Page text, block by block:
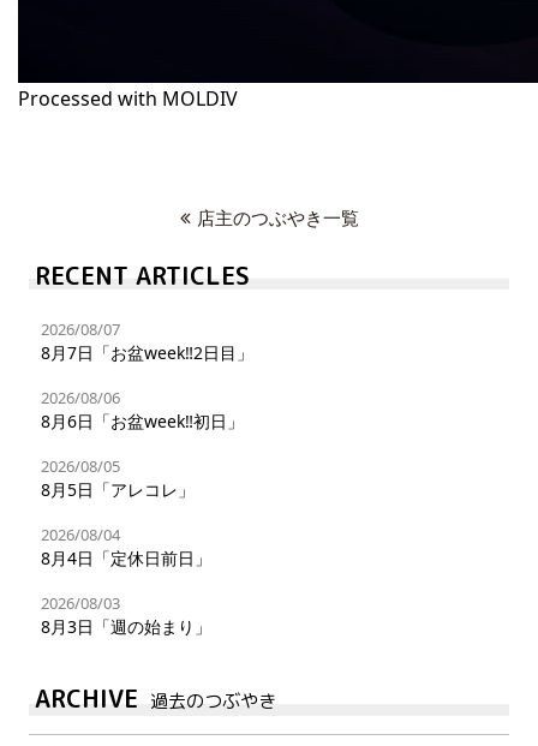
Processed with MOLDIV
店主のつぶやき一覧
RECENT ARTICLES
2026/08/07
8月7日「お盆week‼︎2日目」
2026/08/06
8月6日「お盆week‼︎初日」
2026/08/05
8月5日「アレコレ」
2026/08/04
8月4日「定休日前日」
2026/08/03
8月3日「週の始まり」
ARCHIVE 過去のつぶやき